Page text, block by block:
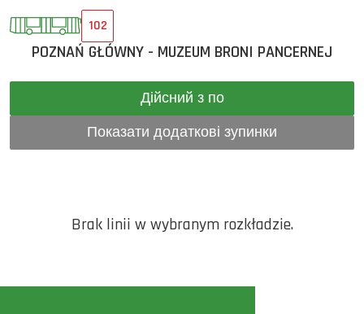
102
POZNAŃ GŁÓWNY - MUZEUM BRONI PANCERNEJ
Дійсний з по
Показати додаткові зупинки
Brak linii w wybranym rozkładzie.